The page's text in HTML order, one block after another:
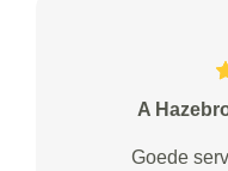
A
Goede